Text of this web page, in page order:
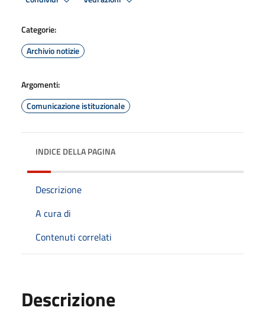
Categorie:
Archivio notizie
Argomenti:
Comunicazione istituzionale
INDICE DELLA PAGINA
Descrizione
A cura di
Contenuti correlati
Descrizione